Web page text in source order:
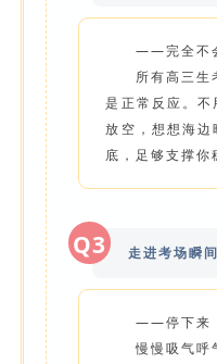
——完全不
所有高三生
是正常反应。不
放空，想想海边
底，足够支撑你
Q3 走进考场瞬
——停下来
慢慢吸气呼